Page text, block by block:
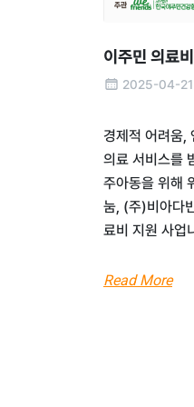
이주민 의료
2025-04-21
경제적 어려움,
의료 서비스를
주아동을 위해
눔, (주)비아다
료비 지원 사업
Read More